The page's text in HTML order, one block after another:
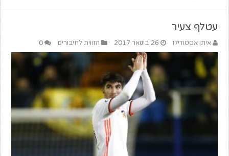
עטלף צעיר
איתן אסטודילו 26 בינואר 2017 הזווית לחיבורים 0